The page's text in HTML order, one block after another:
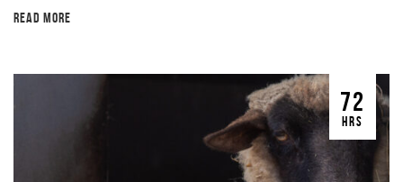
READ MORE
72
HRS